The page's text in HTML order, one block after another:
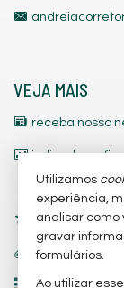
VEJA MAIS
receba nosso
indicadores
cadastre seu
imóveis
trabalhe
mapa de
Utilizamos
experiência,
analisar como
gravar
formulários.
Ao utilizar